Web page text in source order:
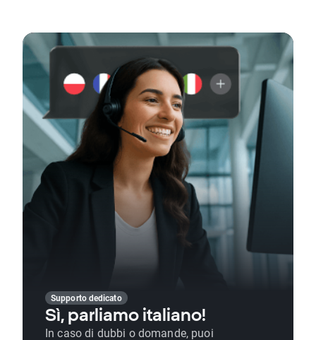
Supporto dedicato
Sì, parliamo italiano!
In caso di dubbi o domande, puoi